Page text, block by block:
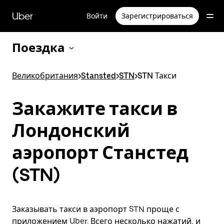
перейти
к
содержимому
Uber Войти Зарегистрироваться
Поездка
Великобритания>Stansted>STN>STN Такси
Закажите такси в
Лондонский
аэропорт Станстед
(STN)
Заказывать такси в аэропорт STN проще с
приложением Uber. Всего несколько нажатий, и